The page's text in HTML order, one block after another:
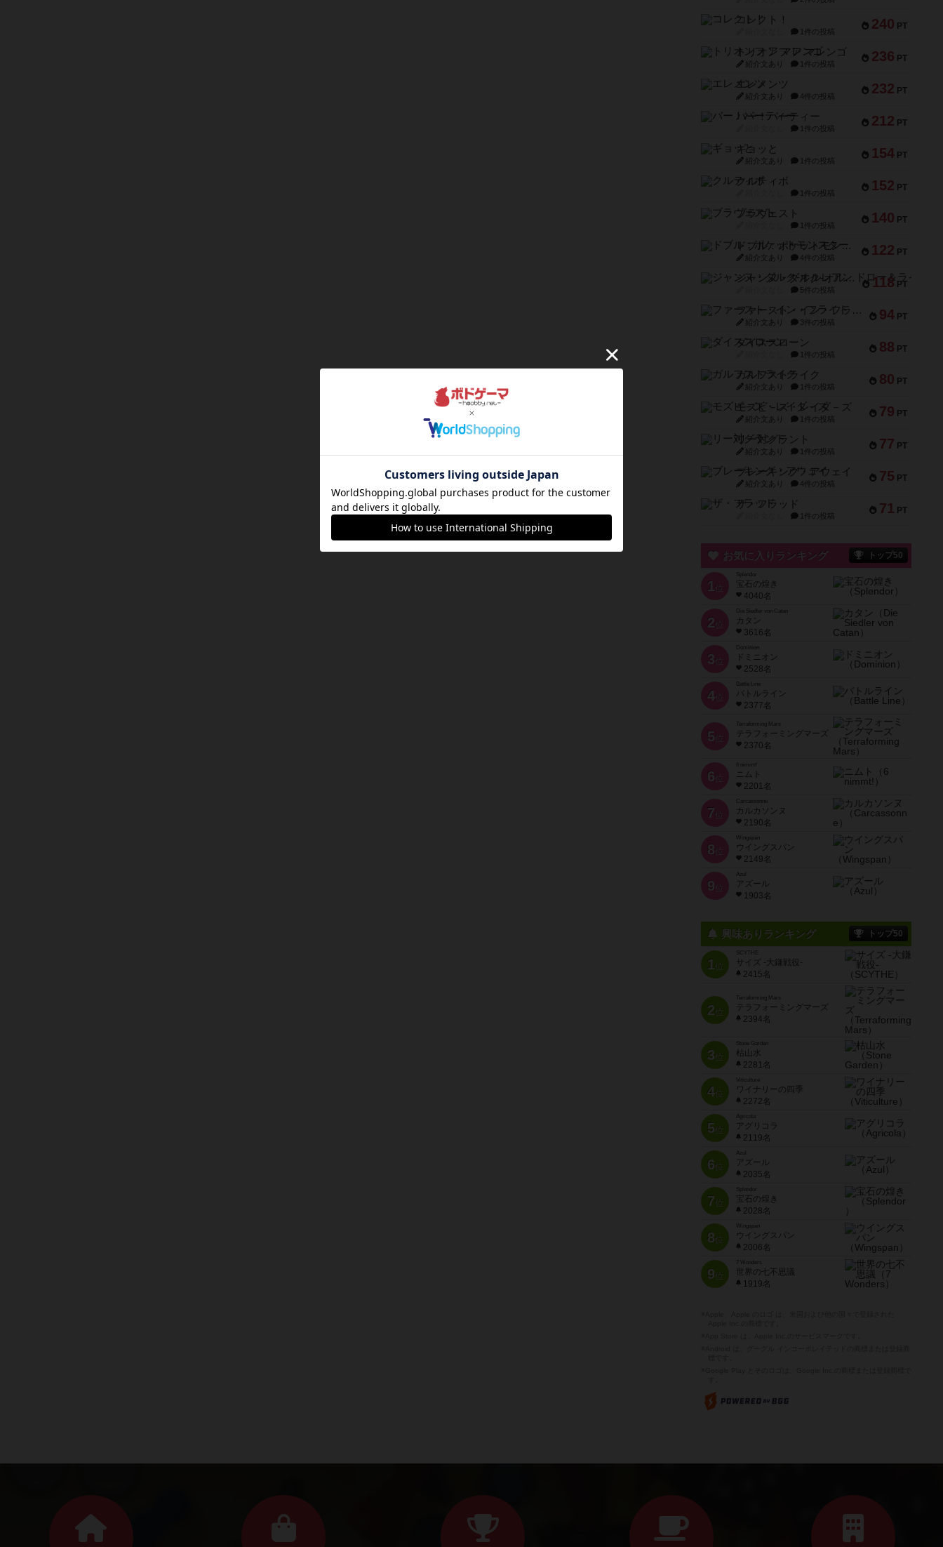
240 PT
コレクト！
1件の投稿
236 PT
トリオンフ ア マレンゴ
紹介文あり 1件の投稿
232 PT
エレメンツ
紹介文あり 4件の投稿
212 PT
バー！パーティー
1件の投稿
154 PT
ギョッと
紹介文あり 1件の投稿
152 PT
クルティボ
1件の投稿
140 PT
ブラヴェスト
1件の投稿
122 PT
ドブル：ポケットモンスター
紹介文あり 4件の投稿
118 PT
ジャンヌ・ダルク-オルレアン ドロー＆ライト
5件の投稿
94 PT
ファースト・イン・フライト
紹介文あり 3件の投稿
88 PT
ダイススローン
1件の投稿
80 PT
ガルフストライク
紹介文あり 1件の投稿
79 PT
モズビ－ズ・レイダ－ズ
紹介文あり 1件の投稿
77 PT
リー対グラント
紹介文あり 1件の投稿
75 PT
ブレーキング・アウェイ
紹介文あり 4件の投稿
71 PT
ザ・フラッド
1件の投稿
お気に入りランキング トップ50
1 位
宝石の煌き
4040名
2 位
Die Siedler von Catan
カタン
3616名
3 位
ドミニオン
2528名
4位
Battle Line
バトルライン
2377名
5 位
Terraforming Mars
テラフォーミングマーズ
2370名
6 位
ニムト
2201名
7 位
Carcassonne
カルカソンヌ
2190名
8 位
Wingspan
ウイングスパン
2149名
9 位
Azul
アズール
1903名
興味ありランキング トップ50
1位
SCYTHE
サイズ -大鎌戦役-
2415名
2位
Terraforming Mars
テラフォーミングマーズ
2394名
3位
Stone Garden
枯山水
2281名
4位
Viticulture
ワイナリーの四季
2272名
5位
Agricola
アグリコラ
2119名
6位
Azul
アズール
2035名
7位
宝石の煌き
2028名
8位
Wingspan
ウイングスパン
2006名
9位
7 Wonders
世界の七不思議
1919名